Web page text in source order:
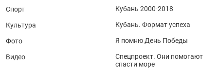
Спорт
Культура
Фото
Видео
Кубань 2000-2018
Кубань. Формат успеха
Я помню День Победы
Спецпроект. Они помогают
спасти море